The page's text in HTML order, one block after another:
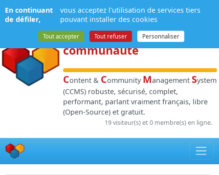
NPDS:Gestion de
contenuet de
communauté
Content & Community Management System
(CCMS) robuste, sécurisé, complet,
performant, parlant vraiment français, libre
(Open-Source) et gratuit.
19 visiteur(s) et 0 membre(s) en ligne.
Panneau de gestion des cookies
En continuant
de défiler,
vous acceptez l'utilisation de services tiers
pouvant installer des cookies
Tout accepter Tout refuser Personnaliser